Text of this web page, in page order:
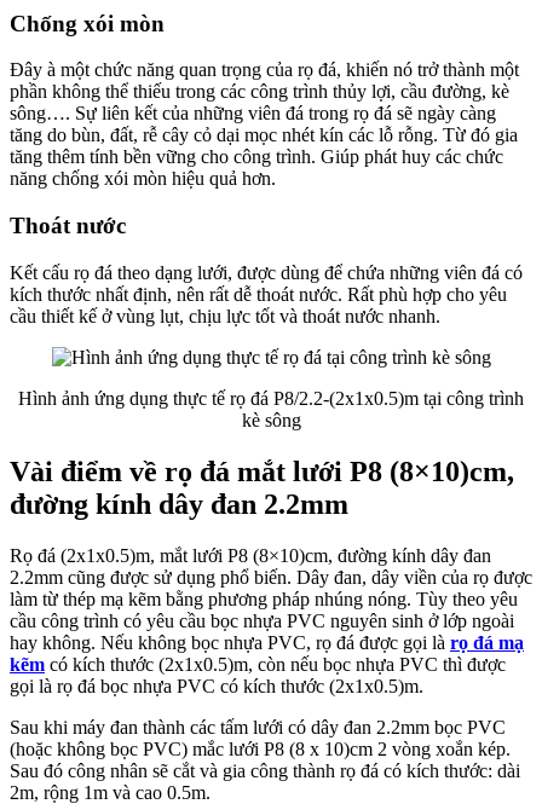
Chống xói mòn
Đây à một chức năng quan trọng của rọ đá, khiến nó trở thành một
phần không thể thiếu trong các công trình thủy lợi, cầu đường, kè
sông…. Sự liên kết của những viên đá trong rọ đá sẽ ngày càng
tăng do bùn, đất, rễ cây cỏ dại mọc nhét kín các lỗ rỗng. Từ đó gia
tăng thêm tính bền vững cho công trình. Giúp phát huy các chức
năng chống xói mòn hiệu quả hơn.
Thoát nước
Kết cấu rọ đá theo dạng lưới, được dùng để chứa những viên đá có
kích thước nhất định, nên rất dễ thoát nước. Rất phù hợp cho yêu
cầu thiết kế ở vùng lụt, chịu lực tốt và thoát nước nhanh.
Hình ảnh ứng dụng thực tế rọ đá P8/2.2-(2x1x0.5)m tại công trình
kè sông
Vài điểm về rọ đá mắt lưới P8 (8×10)cm,
đường kính dây đan 2.2mm
Rọ đá (2x1x0.5)m, mắt lưới P8 (8×10)cm, đường kính dây đan
2.2mm cũng được sử dụng phổ biến. Dây đan, dây viền của rọ được
làm từ thép mạ kẽm bằng phương pháp nhúng nóng. Tùy theo yêu
cầu công trình có yêu cầu bọc nhựa PVC nguyên sinh ở lớp ngoài
hay không. Nếu không bọc nhựa PVC, rọ đá được gọi là rọ đá mạ
kẽm có kích thước (2x1x0.5)m, còn nếu bọc nhựa PVC thì được
gọi là rọ đá bọc nhựa PVC có kích thước (2x1x0.5)m.
Sau khi máy đan thành các tấm lưới có dây đan 2.2mm bọc PVC
(hoặc không bọc PVC) mắc lưới P8 (8 x 10)cm 2 vòng xoắn kép.
Sau đó công nhân sẽ cắt và gia công thành rọ đá có kích thước: dài
2m, rộng 1m và cao 0.5m.